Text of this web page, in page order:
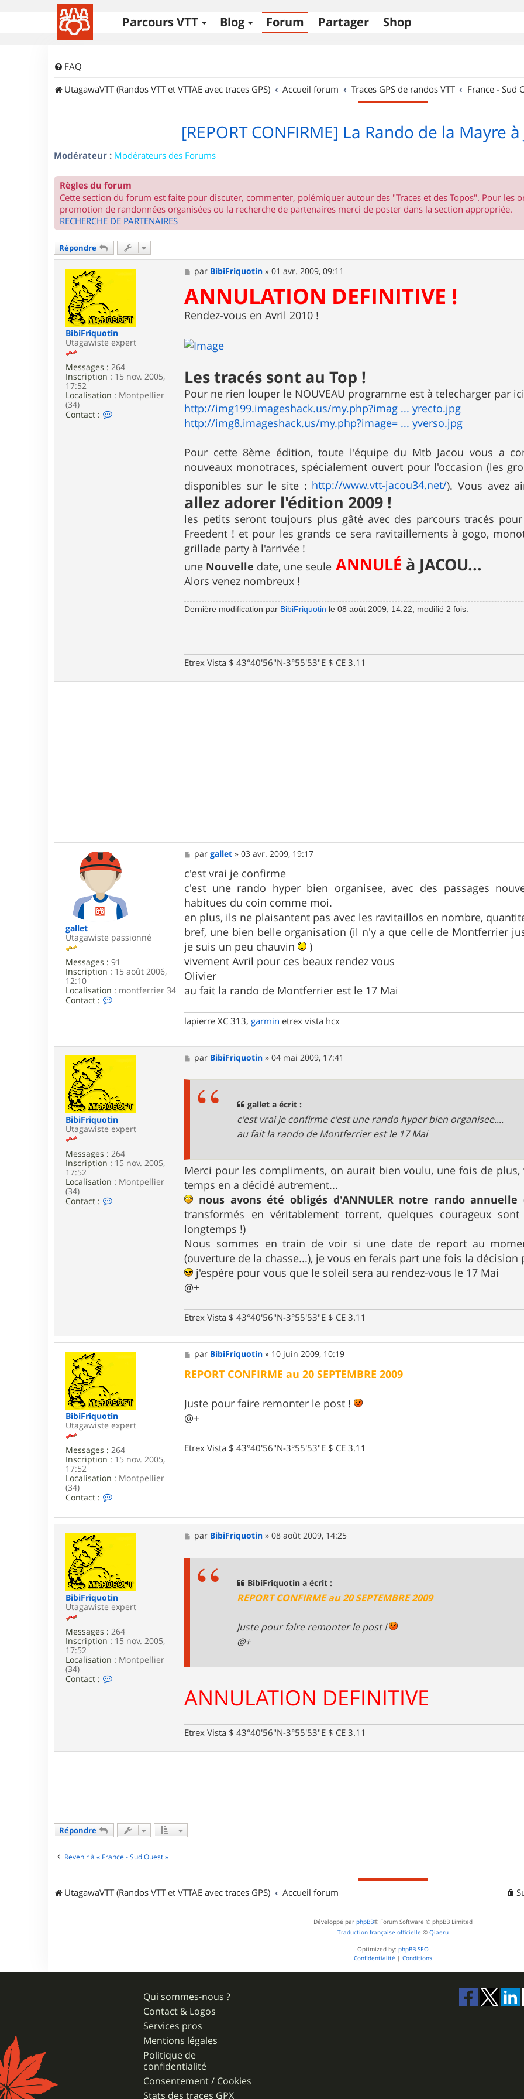
Parcours VTT Blog Forum Partager Shop
FAQ
UtagawaVTT (Randos VTT et VTTAE avec traces GPS)
Accueil forum Traces GPS de randos VTT France - Sud
[REPORT CONFIRME] La Rando de la Mayre à
Modérateur : Modérateurs des Forums
Règles du forum
Cette section du forum est faite pour discuter, commenter, polémiquer autour des "Traces et des Topos". Pour les
promotion de randonnées organisées ou la recherche de partenaires merci de poster dans la section appropriée.
RECHERCHE DE PARTENAIRES
Répondre
BibiFriquotin
Utagawiste expert
Messages : 264
Inscription : 15 nov. 2005,
17:52
Localisation : Montpellier
(34)
Contact :
M
e
s
s
a
g
par BibiFriquotin »01 avr. 2009, 09:11
ANNULATION DEFINITIVE !
Rendez-vous en Avril 2010 !
Les tracés sont au Top !
Pour ne rien louper le NOUVEAU programme est à telecharger par
http://img199.imageshack.us/my.php?imag ... yrecto.jpg
http://img8.imageshack.us/my.php?image= ... yverso.jpg
Pour cette 8ème édition, toute l'équipe du Mtb Jacou vous a
nouveaux monotraces, spécialement ouvert pour l'occasion (les
disponibles sur le site : http://www.vtt-jacou34.net/). Vous avez
allez adorer l'édition 2009 !
les petits seront toujours plus gâté avec des parcours tracés
Freedent ! et pour les grands ce sera ravitaillements à gogo,
grillade party à l'arrivée !
une Nouvelle date, une seule ANNULÉ à JACOU...
Alors venez nombreux !
Dernière modification par BibiFriquotin le 08 août 2009, 14:22, modifié 2 fois.
Etrex Vista $ 43°40'56"N-3°55'53"E $ CE 3.11
gallet
Utagawiste passionné
Messages : 91
Inscription : 15 août 2006,
12:10
Localisation : montferrier 34
Contact :
c
t
l
l
e
t
M
e
s
s
a
g
e
pargallet »03 avr. 2009, 19:17
c'est vrai je confirme
c'est une rando hyper bien organisee, avec des passages
habitues du coin comme moi.
en plus, ils ne plaisantent pas avec les ravitaillos en nombre,
bref, une bien belle organisation (il n'y a que celle de Montferrier
je suis un peu chauvin
)
vivement Avril pour ces beaux rendez vous
Olivier
au fait la rando de Montferrier est le 17 Mai
lapierre XC 313, garmin etrex vista hcx
BibiFriquotin
Utagawiste expert
Messages : 264
Inscription : 15 nov. 2005,
17:52
Localisation : Montpellier
(34)
Contact :
i
q
n
M
e
par BibiFriquotin »04 mai 2009, 17:41
gallet a écrit :
c'est vrai je confirme c'est une rando hyper bien organisee....
au fait la rando de Montferrier est le 17 Mai
Merci pour les compliments, on aurait bien voulu, une fois de
temps en a décidé autrement...
nous avons été obligés d'ANNULER notre rando annuelle
transformés en véritablement torrent, quelques courageux
longtemps !)
Nous sommes en train de voir si une date de report au
(ouverture de la chasse...), je vous en ferais part une fois la décision
j'espére pour vous que le soleil sera au rendez-vous le 17 Mai
@+
Etrex Vista $ 43°40'56"N-3°55'53"E $ CE 3.11
BibiFriquotin
Utagawiste expert
Messages : 264
Inscription : 15 nov. 2005,
17:52
Localisation : Montpellier
(34)
Contact :
n
t
a
r
B
i
b
i
r
i
q
u
o
M
e
s
s
g
e
par BibiFriquotin » 10 juin 2009, 10:19
REPORT CONFIRME au 20 SEPTEMBRE 2009
Juste pour faire remonter le post !
@+
Etrex Vista $ 43°40'56"N-3°55'53"E $ CE 3.11
BibiFriquotin
Utagawiste expert
Messages : 264
Inscription : 15 nov. 2005,
17:52
Localisation : Montpellier
(34)
Contact :
r
q
u
t
M
e
par BibiFriquotin »08 août 2009, 14:25
BibiFriquotin a écrit :
REPORT CONFIRME au 20 SEPTEMBRE 2009
Juste pour faire remonter le post !
@+
ANNULATION DEFINITIVE
Etrex Vista $ 43°40'56"N-3°55'53"E $ CE 3.11
Répondre
Revenir à « France - Sud Ouest »
UtagawaVTT (Randos VTT et VTTAE avec traces GPS) Accueil forum
Développé par phpBB® Forum Software © phpBB Limited
Traduction française officielle © Qiaeru
Optimized by: phpBB SEO
Confidentialité | Conditions
Qui sommes-nous ?
Contact & Logos
Services pros
Mentions légales
Politique de
confidentialité
Consentement / Cookies
Stats des traces GPX